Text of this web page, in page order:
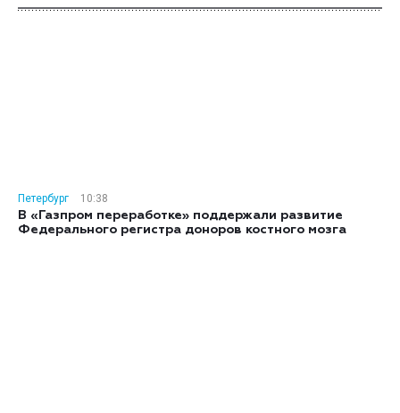
Петербург
10:38
В «Газпром переработке» поддержали развитие
Федерального регистра доноров костного мозга